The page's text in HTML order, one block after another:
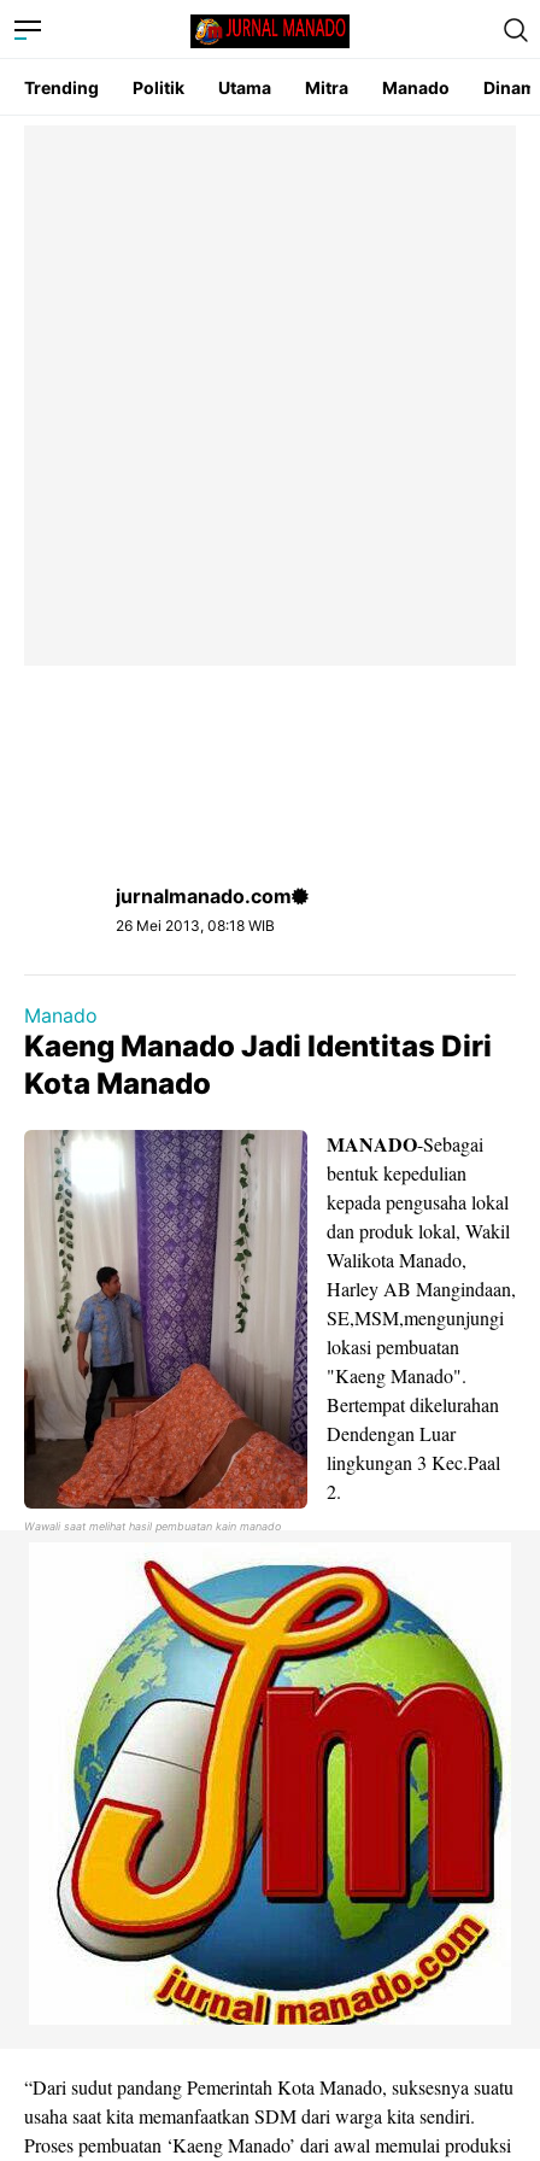
Trending Politik Utama Mitra Manado
jurnalmanado.com
26 Mei 2013, 08:18 WIB
Manado
Kaeng Manado Jadi Identitas Diri
Kota Manado
Wawali saat melihat hasil pembuatan kain manado
MANADO-Sebagai
bentuk kepedulian
kepada pengusaha lokal
dan produk lokal, Wakil
Walikota Manado,
Harley AB Mangindaan,
SE,MSM,mengunjungi
lokasi pembuatan
"Kaeng Manado".
Bertempat dikelurahan
Dendengan Luar
lingkungan 3 Kec.Paal
2.
“Dari sudut pandang Pemerintah Kota Manado, suksesnya suatu
usaha saat kita memanfaatkan SDM dari warga kita sendiri.
Proses pembuatan ‘Kaeng Manado’ dari awal memulai produksi